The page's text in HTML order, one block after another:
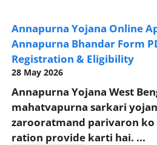
Annapurna Yojana Online
Annapurna Bhandar Form
Registration & Eligibility
28 May 2026
Annapurna Yojana West
mahatvapurna sarkari
zarooratmand parivaron
ration provide karti hai. ...